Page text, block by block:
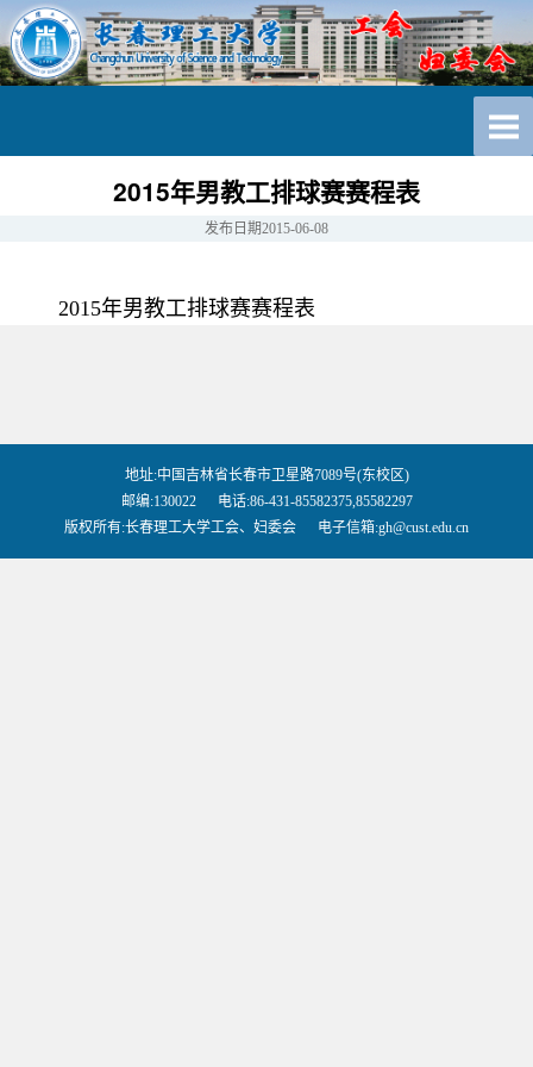
2015年男教工排球赛赛程表
发布日期2015-06-08
2015年男教工排球赛赛程表
地址:中国吉林省长春市卫星路7089号(东校区)
邮编:130022 电话:86-431-85582375,85582297
版权所有:长春理工大学工会、妇委会 电子信箱:gh@cust.edu.cn